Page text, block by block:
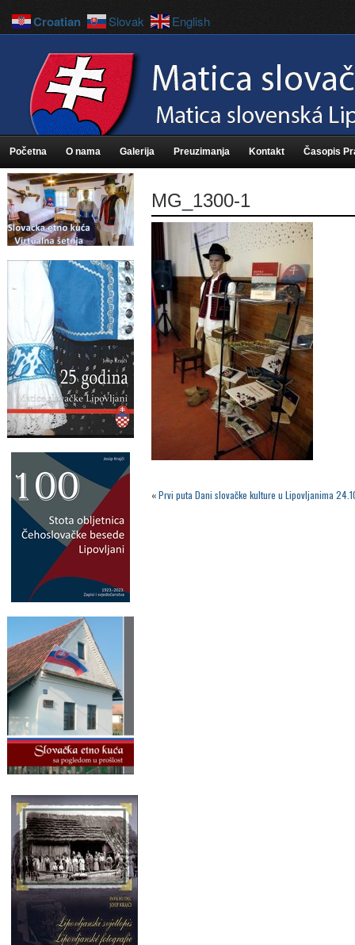
Početna O nama Galerija Preuzimanja Kontakt Časopis
MG_1300-1
«Prvi puta Dani slovačke kulture u Lipovljanima
Croatian Slovak English